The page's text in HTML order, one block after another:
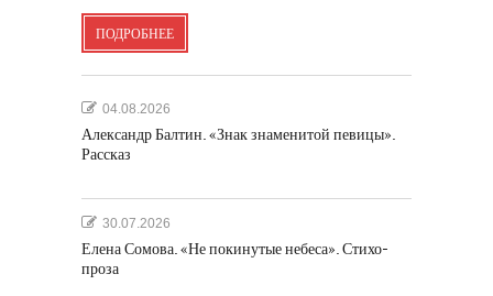
ПОДРОБНЕЕ
04.08.2026
Александр Балтин. «Знак знаменитой певицы».
Рассказ
30.07.2026
Елена Сомова. «Не покинутые небеса». Стихо-
проза